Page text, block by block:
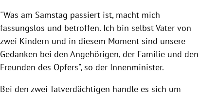
"Was am Samstag passiert ist, macht mich
fassungslos und betroffen. Ich bin selbst Vater von
zwei Kindern und in diesem Moment sind unsere
Gedanken bei den Angehörigen, der Familie und den
Freunden des Opfers", so der Innenminister.
Bei den zwei Tatverdächtigen handle es sich um